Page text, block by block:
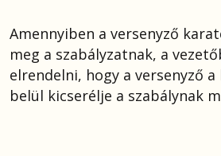
Amennyiben a versenyző
meg a szabályzatnak, a
elrendelni, hogy a versenyző
belül kicserélje a szabálynak